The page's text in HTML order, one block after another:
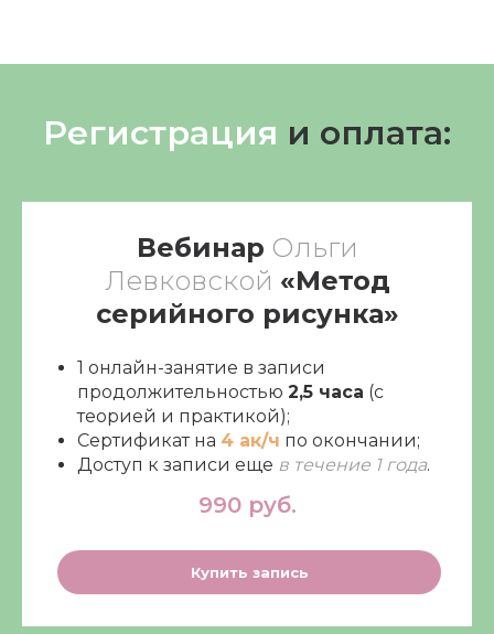
Регистрация и оплата:
Вебинар Ольги
Левковской «Метод
серийного рисунка»
1 онлайн-занятие в записи
продолжительностью 2,5 часа (с
теорией и практикой);
Сертификат на 4 ак/ч по окончании;
Доступ к записи еще в течение 1 года.
990 руб.
Купить запись